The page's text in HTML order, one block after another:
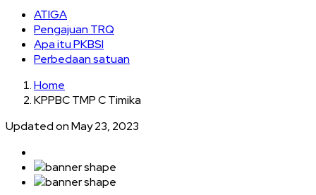
ATIGA
Pengajuan TRQ
Apa itu PKBSI
Perbedaan satuan
Home
KPPBC TMP C Timika
Updated on May 23, 2023